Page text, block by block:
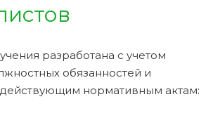
разработана с учетом
обязанностей и
действующим нормативным актам: